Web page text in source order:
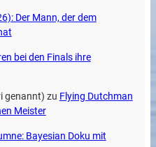
Der Mann, der dem
bei den Finals ihre
genannt) zu Flying Dutchman
Meister
Bayesian Doku mit